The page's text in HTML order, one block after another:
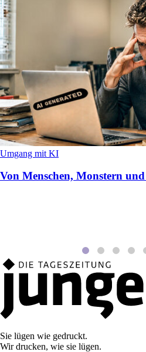
Umgang mit KI
Von Menschen, Monstern
Sie lügen wie gedruckt.
Wir drucken, wie sie lügen.